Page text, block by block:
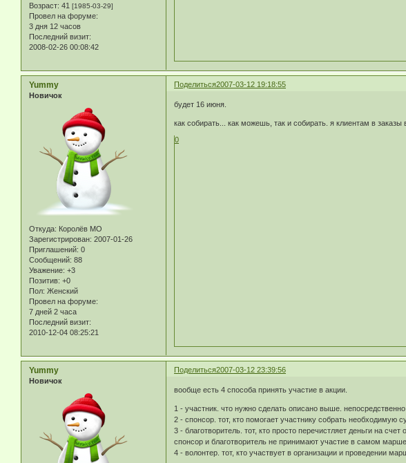
Возраст: 41 [1985-03-29]
Провел на форуме:
3 дня 12 часов
Последний визит:
2008-02-26 00:08:42
Поделиться2007-03-12 19:18:55
Yummy
Новичок
Откуда: Королёв МО
Зарегистрирован: 2007-01-26
Приглашений: 0
Сообщений: 88
Уважение: +3
Позитив: +0
Пол: Женский
Провел на форуме:
7 дней 2 часа
Последний визит:
2010-12-04 08:25:21
будет 16 июня.
как собирать... как можешь, так и собирать. я клиентам в
0
Поделиться2007-03-12 23:39:56
Yummy
Новичок
вообще есть 4 способа принять участие в акции.
1 - участник. что нужно сделать описано выше.
2 - спонсор. тот, кто помогает участнику собрать необходимую
3 - благотворитель. тот, кто просто перечистляет деньги на счет
спонсор и благотворитель не принимают участие в самом марше.
4 - волонтер. тот, кто участвует в организации и проведении